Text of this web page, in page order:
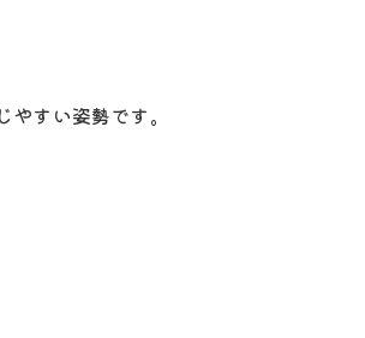
すい姿勢です。